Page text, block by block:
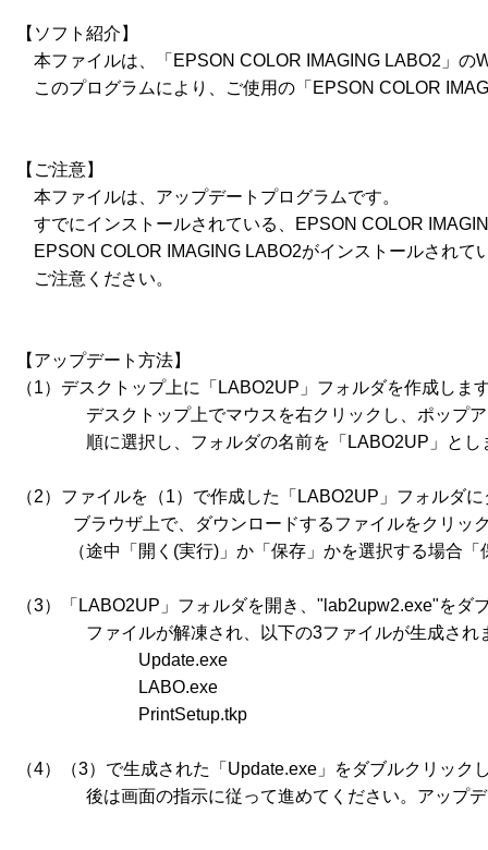
【ソフト紹介】
本ファイルは、「EPSON COLOR IMAGING LABO2」の
このプログラムにより、ご使用の「EPSON COLOR
【ご注意】
本ファイルは、アップデートプログラムです。
すでにインストールされている、EPSON COLOR
EPSON COLOR IMAGING LABO2がインストールされて
ご注意ください。
【アップデート方法】
（1）デスクトップ上に「LABO2UP」フォルダを作成しま
デスクトップ上でマウスを右クリックし、ポップア
順に選択し、フォルダの名前を「LABO2UP」とし
（2）ファイルを（1）で作成した「LABO2UP」フォルダ
ブラウザ上で、ダウンロードするファイルをクリック
（途中「開く(実行)」か「保存」かを選択する場合「
（3）「LABO2UP」フォルダを開き、"lab2upw2.exe"をダ
ファイルが解凍され、以下の3ファイルが生成され
Update.exe
LABO.exe
PrintSetup.tkp
（4）（3）で生成された「Update.exe」をダブルクリック